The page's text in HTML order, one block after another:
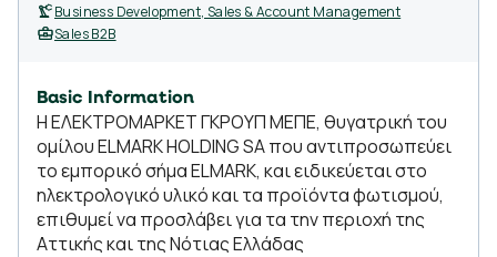
Business Development, Sales & Account Management
Sales B2B
Basic Information
Η ΕΛΕΚΤΡΟΜΑΡΚΕΤ ΓΚΡΟΥΠ ΜΕΠΕ, θυγατρική του
ομίλου ELMARK HOLDING SA που αντιπροσωπεύει
το εμπορικό σήμα ELMARK, και ειδικεύεται στο
ηλεκτρολογικό υλικό και τα προϊόντα φωτισμού,
επιθυμεί να προσλάβει για τα την περιοχή της
Αττικής και της Νότιας Ελλάδας